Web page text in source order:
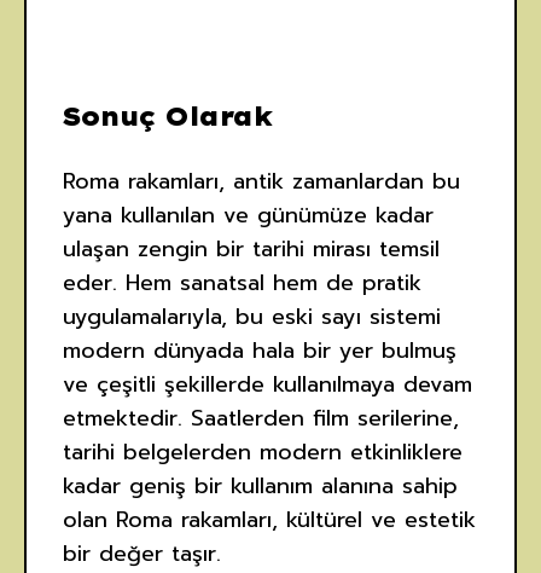
Sonuç Olarak
Roma rakamları, antik zamanlardan bu
yana kullanılan ve günümüze kadar
ulaşan zengin bir tarihi mirası temsil
eder. Hem sanatsal hem de pratik
uygulamalarıyla, bu eski sayı sistemi
modern dünyada hala bir yer bulmuş
ve çeşitli şekillerde kullanılmaya devam
etmektedir. Saatlerden film serilerine,
tarihi belgelerden modern etkinliklere
kadar geniş bir kullanım alanına sahip
olan Roma rakamları, kültürel ve estetik
bir değer taşır.